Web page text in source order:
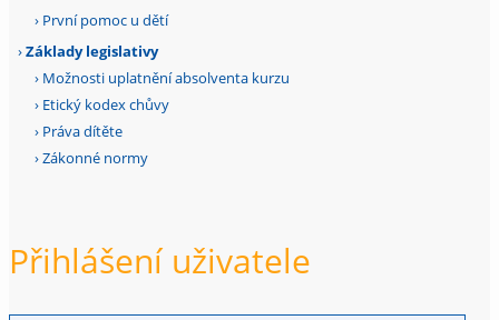
› První pomoc u dětí
›Základy legislativy
› Možnosti uplatnění absolventa kurzu
› Etický kodex chůvy
› Práva dítěte
›Zákonné normy
Přihlášení uživatele